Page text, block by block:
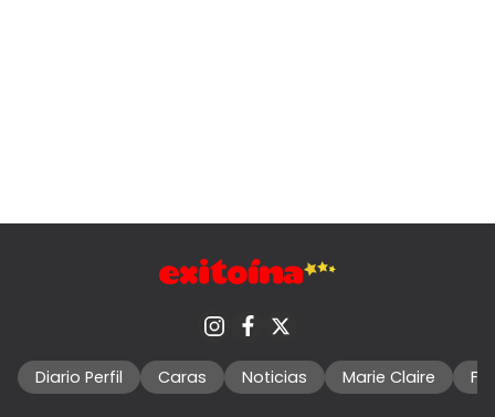
Diario Perfil Caras Noticias Marie Claire